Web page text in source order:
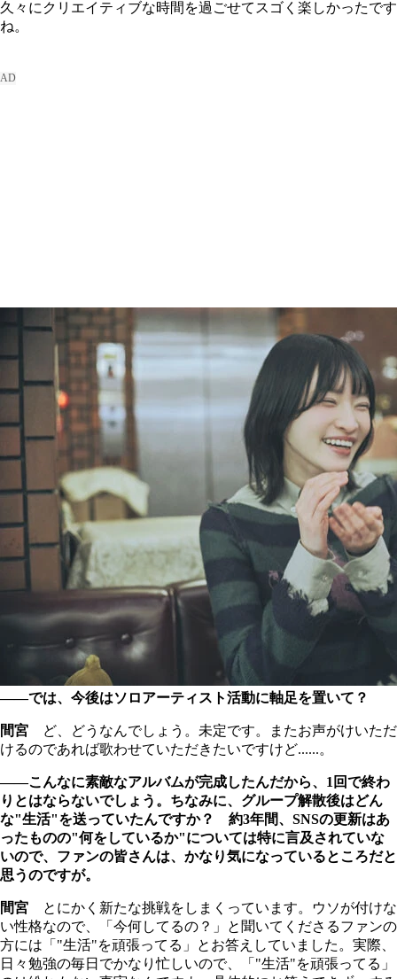
久々にクリエイティブな時間を過ごせてスゴく楽しかったです
ね。
――では、今後はソロアーティスト活動に軸足を置いて？
間宮 ど、どうなんでしょう。未定です。またお声がけいただ
けるのであれば歌わせていただきたいですけど......。
――こんなに素敵なアルバムが完成したんだから、1回で終わ
りとはならないでしょう。ちなみに、グループ解散後はどん
な"生活"を送っていたんですか？ 約3年間、SNSの更新はあ
ったものの"何をしているか"については特に言及されていな
いので、ファンの皆さんは、かなり気になっているところだと
思うのですが。
間宮 とにかく新たな挑戦をしまくっています。ウソが付けな
い性格なので、「今何してるの？」と聞いてくださるファンの
方には「"生活"を頑張ってる」とお答えしていました。実際、
日々勉強の毎日でかなり忙しいので、「"生活"を頑張ってる」